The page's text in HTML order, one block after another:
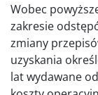
Wobec
zakresie
zmiany
uzyskania
lat wydawane